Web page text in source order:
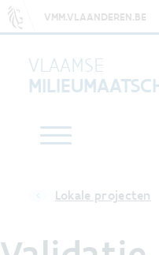
VMM.VLAANDEREN.BE
VLAAMSE
Lokale projecten